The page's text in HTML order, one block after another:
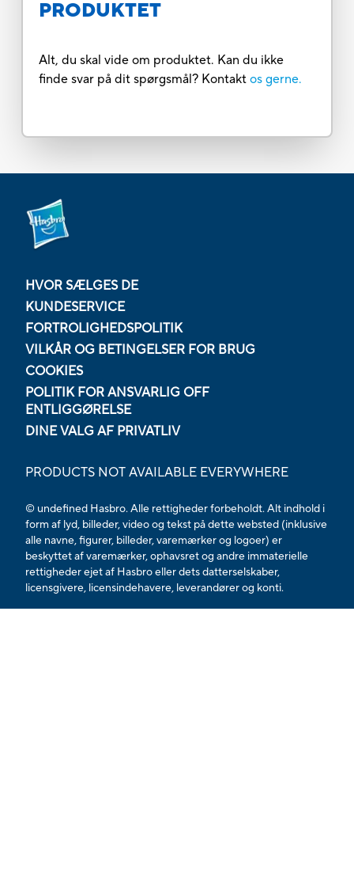
PRODUKTET
Alt, du skal vide om produktet. Kan du ikke
finde svar på dit spørgsmål? Kontakt os gerne.
HVOR SÆLGES DE
KUNDESERVICE
FORTROLIGHEDSPOLITIK
VILKÅR OG BETINGELSER FOR BRUG
COOKIES
POLITIK FOR ANSVARLIG OFF
ENTLIGGØRELSE
DINE VALG AF PRIVATLIV
PRODUCTS NOT AVAILABLE EVERYWHERE
© undefined Hasbro. Alle rettigheder forbeholdt. Alt indhold i
form af lyd, billeder, video og tekst på dette websted (inklusive
alle navne, figurer, billeder, varemærker og logoer) er
beskyttet af varemærker, ophavsret og andre immaterielle
rettigheder ejet af Hasbro eller dets datterselskaber,
licensgivere, licensindehavere, leverandører og konti.